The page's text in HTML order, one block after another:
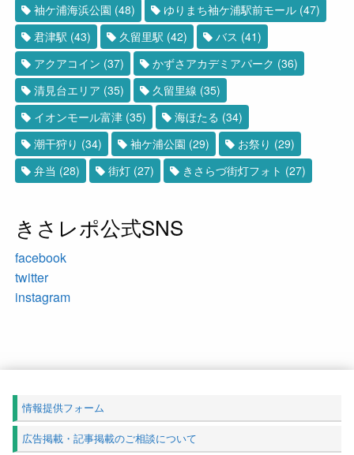
袖ケ浦海浜公園 (48) ゆりまち袖ケ浦駅前モール (47)
君津駅 (43) 久留里駅 (42) バス (41)
アクアコイン (37) かずさアカデミアパーク (36)
清見台エリア (35) 久留里線 (35)
イオンモール富津 (35) 海ほたる (34)
潮干狩り (34) 袖ケ浦公園 (29) お祭り (29)
弁当 (28) 街灯 (27) きさらづ街灯フォト (27)
きさレポ公式SNS
facebook
twitter
instagram
情報提供フォーム
広告掲載・記事掲載のご相談について